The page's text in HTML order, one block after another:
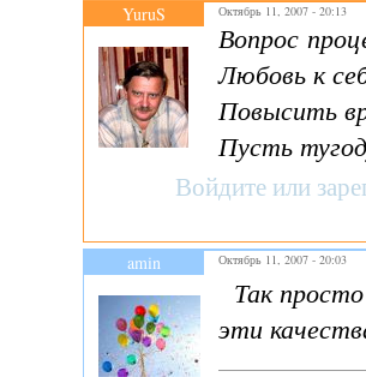
YuruS Октябрь 11, 2007 - 20:13
Вопрос
Любовь к
Повысить
Пусть
Войдите или
amin Октябрь 11, 2007 - 20:03
Так
эти